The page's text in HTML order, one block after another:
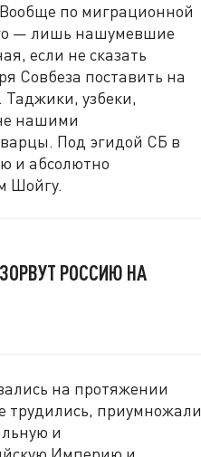
по миграционной
— лишь нашумевшие
если не сказать
Совбеза поставить на
Таджики, узбеки,
нашими
Под эгидой СБ в
и абсолютно
Шойгу.
РОССИЮ НА
на протяжении
трудились, приумножали
и